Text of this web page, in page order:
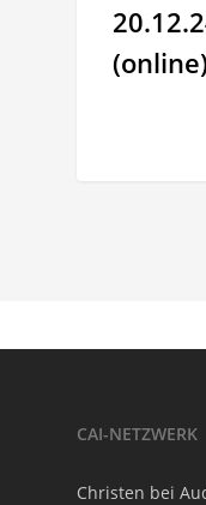
(online)
CAI-NETZWERK
Christen bei